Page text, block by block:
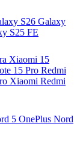
S26 Galaxy
S25 FE
Xiaomi 15
15 Pro Redmi
Xiaomi Redmi
5 OnePlus Nord